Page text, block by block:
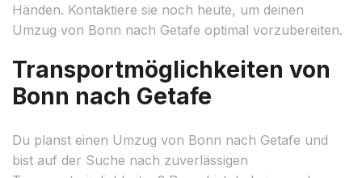
Händen. Kontaktiere sie noch heute, um deinen
Umzug von Bonn nach Getafe optimal vorzubereiten.
Transportmöglichkeiten von
Bonn nach Getafe
Du planst einen Umzug von Bonn nach Getafe und
bist auf der Suche nach zuverlässigen